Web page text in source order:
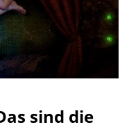
sind die